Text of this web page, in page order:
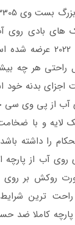
های بادی
می باشد که در سال
راحتی هر چه
بدنه خود
آب از پی وی سی
و با ضخامت
را داشته
آب از پارچه
روکش بر روی
ترین شرایط
پارچه کاملا ضد